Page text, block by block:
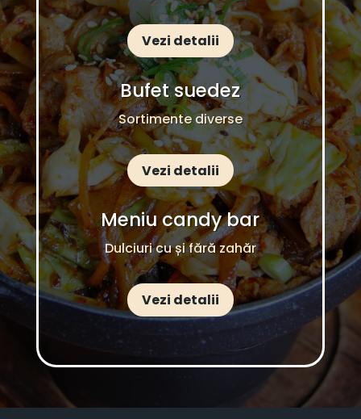
Vezi detalii
Bufet suedez
Sortimente diverse
Vezi detalii
Meniu candy bar
Dulciuri cu și fără zahăr
Vezi detalii